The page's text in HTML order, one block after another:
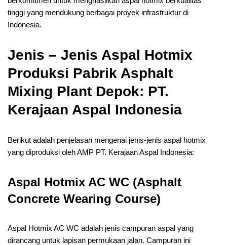
tinggi yang mendukung berbagai proyek infrastruktur di
Indonesia.
Jenis – Jenis Aspal Hotmix
Produksi Pabrik Asphalt
Mixing Plant Depok: PT.
Kerajaan Aspal Indonesia
Berikut adalah penjelasan mengenai jenis-jenis aspal hotmix
yang diproduksi oleh AMP PT. Kerajaan Aspal Indonesia:
Aspal Hotmix AC WC (Asphalt
Concrete Wearing Course)
Aspal Hotmix AC WC adalah jenis campuran aspal yang
dirancang untuk lapisan permukaan jalan. Campuran ini